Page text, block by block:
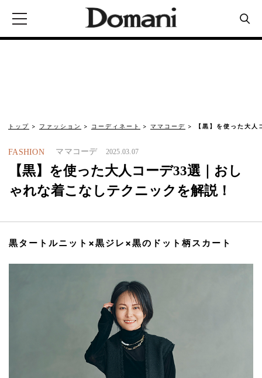
トップ ファッション コーディネート ママコーデ 【黒】を使った大
FASHION ママコーデ 2025.03.07
【黒】を使った大人コーデ33選｜おし
ゃれな着こなしテクニックを解説！
黒タートルニット×黒ジレ×黒のドット柄スカート